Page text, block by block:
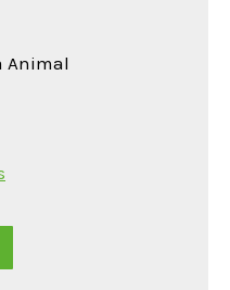
Animal